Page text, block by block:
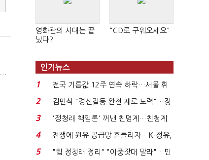
(긴급진단)"미 중동외교 정책 무너졌다…5차 중동전 가능성은 낮아"
영화관의 시대는 끝
났다?
"CD로 구워오세요"
인기뉴스
1
전국 기름값 12주 연속 하락…서울 휘
발윳값 1909원...
2
김민석 "경선갈등 완전 제로 노력"…정
청래 "반명 공세 사...
3
'정청래 책임론' 꺼낸 친명계…친청계
는 추가투표 때리기...
4
전쟁에 원유 공급망 흔들리자…K-정유,
에너지안보 핵심...
5
"팀 정청래 정리" "이중잣대 말라"…민